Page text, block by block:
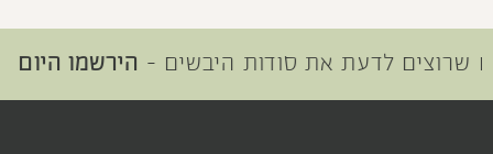
לדעת את סודות היבשים -הירשמו היום